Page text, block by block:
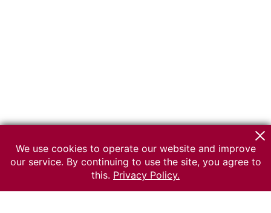
We use cookies to operate our website and improve
our service. By continuing to use the site, you agree to
this. Privacy Policy.